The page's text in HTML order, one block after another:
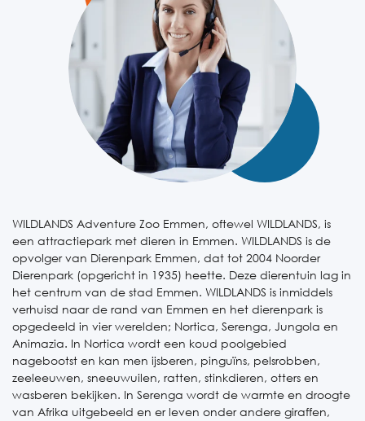
WILDLANDS Adventure Zoo Emmen, oftewel WILDLANDS, is
een attractiepark met dieren in Emmen. WILDLANDS is de
opvolger van Dierenpark Emmen, dat tot 2004 Noorder
Dierenpark (opgericht in 1935) heette. Deze dierentuin lag in
het centrum van de stad Emmen. WILDLANDS is inmiddels
verhuisd naar de rand van Emmen en het dierenpark is
opgedeeld in vier werelden; Nortica, Serenga, Jungola en
Animazia. In Nortica wordt een koud poolgebied
nagebootst en kan men ijsberen, pinguïns, pelsrobben,
zeeleeuwen, sneeuwuilen, ratten, stinkdieren, otters en
wasberen bekijken. In Serenga wordt de warmte en droogte
van Afrika uitgebeeld en er leven onder andere giraffen,